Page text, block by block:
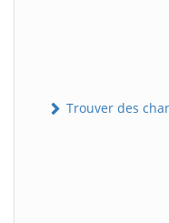
Trouver des